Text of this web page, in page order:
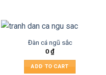
Đàn cá ngũ sắc
0₫
ADD TO CART